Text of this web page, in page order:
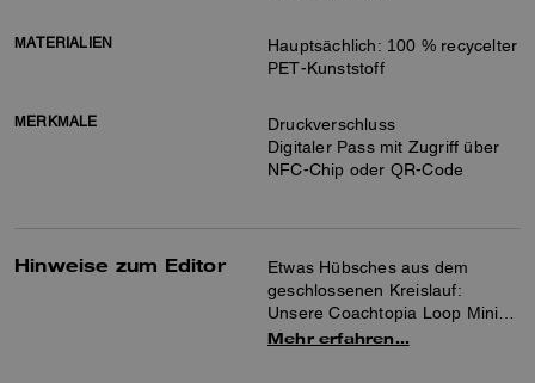
MATERIALIEN
Hauptsächlich: 100 % recycelter
PET-Kunststoff
MERKMALE
Druckverschluss
Digitaler Pass mit Zugriff über
NFC-Chip oder QR-Code
Hinweise zum Editor
Etwas Hübsches aus dem
geschlossenen Kreislauf:
Unsere Coachtopia Loop Mini-
Tote ist eine kompakte Version
Mehr erfahren…